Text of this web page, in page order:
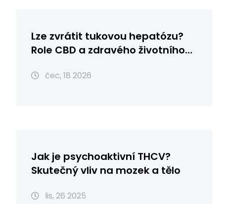
Lze zvrátit tukovou hepatózu?
Role CBD a zdravého životního
čec, 18 2026
Jak je psychoaktivní THCV?
Skutečný vliv na mozek a tělo
lis, 26 2025